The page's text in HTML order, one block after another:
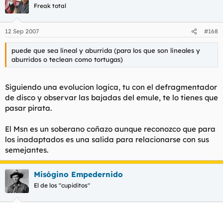
Freak total
12 Sep 2007 #168
puede que sea lineal y aburrida (para los que son lineales y
aburridos o teclean como tortugas)
Siguiendo una evolucion logica, tu con el defragmentador
de disco y observar las bajadas del emule, te lo tienes que
pasar pirata.
El Msn es un soberano coñazo aunque reconozco que para
los inadaptados es una salida para relacionarse con sus
semejantes.
Misógino Empedernido
El de los "cupiditos"